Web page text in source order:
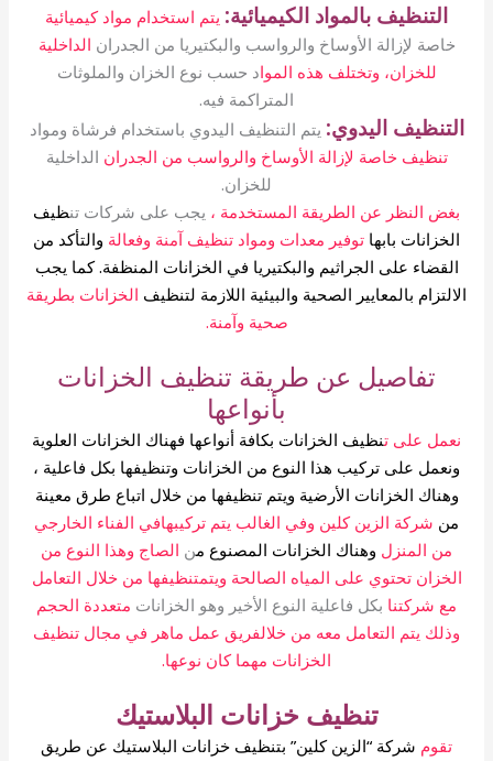
التنظيف بالمواد الكيميائية: يتم استخدام مواد كيميائية
خاصة لإزالة الأوساخ والرواسب والبكتيريا من الجدران الداخلية
للخزان، وتختلف هذه المواد حسب نوع الخزان والملوثات
المتراكمة فيه.
التنظيف اليدوي: يتم التنظيف اليدوي باستخدام فرشاة ومواد
تنظيف خاصة لإزالة الأوساخ والرواسب من الجدران الداخلية
للخزان.
بغض النظر عن الطريقة المستخدمة ، يجب على شركات تنظيف
الخزانات بابها توفير معدات ومواد تنظيف آمنة وفعالة والتأكد من
القضاء على الجراثيم والبكتيريا في الخزانات المنظفة.كما يجب
الالتزام بالمعايير الصحية والبيئية اللازمة لتنظيف الخزانات بطريقة
صحية وآمنة.
تفاصيل عن طريقة تنظيف الخزانات
بأنواعها
نعمل على تنظيف الخزانات بكافة أنواعها فهناك الخزانات العلوية
ونعمل على تركيب هذا النوع من الخزانات وتنظيفها بكل فاعلية ،
وهناك الخزانات الأرضية ويتم تنظيفها من خلال اتباع طرق معينة
من شركة الزين كلين وفي الغالب يتم تركيبهافي الفناء الخارجي
من المنزل وهناك الخزانات المصنوع من الصاج وهذا النوع من
الخزان تحتوي على المياه الصالحة ويتمتنظيفها من خلال التعامل
مع شركتنا بكل فاعلية النوع الأخير وهو الخزانات متعددة الحجم
وذلك يتم التعامل معه من خلالفريق عمل ماهر في مجال تنظيف
الخزانات مهما كان نوعها.
تنظيف خزانات البلاستيك
تقوم شركة “الزين كلين” بتنظيف خزانات البلاستيك عن طريق